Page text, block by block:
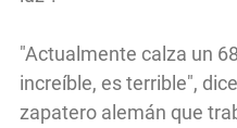
"Actualmente calza un
increíble, es terrible",
zapatero alemán que